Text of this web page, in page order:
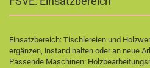
Einsatzbereich: Tischlereien und
ergänzen, instand halten oder an neue
Passende Maschinen: